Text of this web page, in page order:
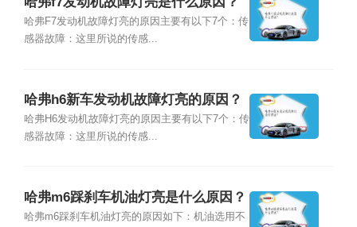
哈弗F7发动机故障灯亮的原因主要有以下7个：传
感器故障：这里所说的传感...
哈弗h6新车发动机故障灯亮的原因？
哈弗H6发动机故障灯亮的原因主要有以下7个：传
感器故障：这里所说的传感...
哈弗m6踩刹车机油灯亮是什么原因？
哈弗m6踩刹车机油灯亮的原因如下：机油选用不